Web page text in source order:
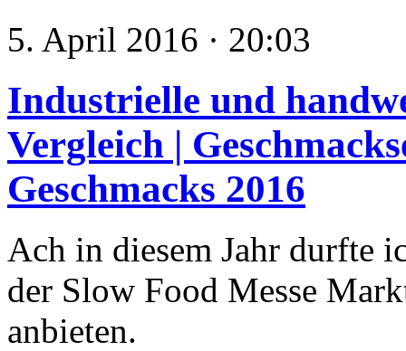
5. April 2016 · 20:03
Industrielle und
Vergleich |
Geschmacks 2016
Ach in diesem Jahr durfte
der Slow Food Messe
anbieten.